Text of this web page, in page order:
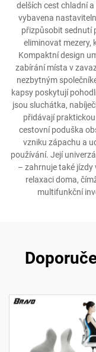
delších cest chladní
vybavena
přizpůsobit sednutí
eliminovat mezery,
Kompaktní design
zabírání místa v
nezbytným
kapsy poskytují
jsou sluchátka,
přidávají
cestovní poduška
vzniku zápachu a
používání. Její
– zahrnuje také
relaxaci doma,
multifunkční